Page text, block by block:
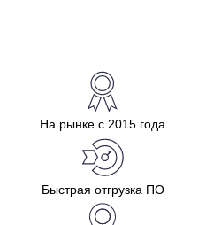
На рынке с 2015 года
Быстрая отгрузка ПО